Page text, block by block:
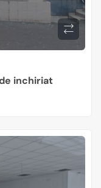
inchiriat